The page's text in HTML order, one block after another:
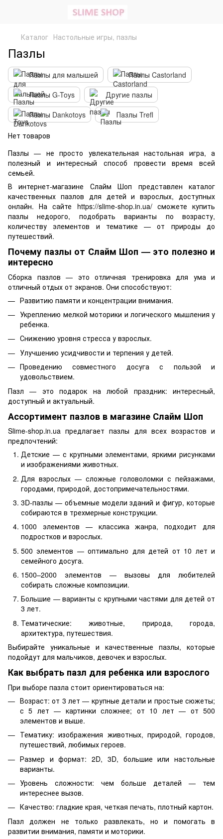
Каталог Настольные игры, пазлы
Пазлы — не просто увлекательная настольная игра, а
полезный и интересный способ провести время всей
семьей.
В интернет-магазине Слайм Шоп представлен каталог
качественных пазлов для детей и взрослых, доступных
онлайн. На сайте https://slime-shop.in.ua/ сможете купить
пазлы недорого, подобрать варианты по возрасту,
количеству элементов и тематике — от природы до
путешествий.
Почему пазлы от Слайм Шоп — это полезно и
интересно
Сборка пазлов — это отличная тренировка для ума и
отличный отдых от экранов. Они способствуют:
Развитию памяти и концентрации внимания.
Укреплению мелкой моторики и логического мышления у
ребенка.
Снижению уровня стресса у взрослых.
Улучшению усидчивости и терпения у детей.
Проведению совместного досуга с пользой и
удовольствием.
Пазл — это подарок на любой праздник: интересный,
доступный и актуальный.
Ассортимент пазлов в магазине Слайм Шоп
Slime-shop.in.ua предлагает пазлы для всех возрастов и
предпочтений:
Детские — с крупными элементами, яркими рисунками
и изображениями животных.
Для взрослых — сложные головоломки с пейзажами,
городами, природой, достопримечательностями.
3D-пазлы — объемные модели зданий и фигур, которые
собираются в трехмерные конструкции.
1000 элементов — классика жанра, подходит для
подростков и взрослых.
500 элементов — оптимально для детей от 10 лет и
семейного досуга.
1500–2000 элементов — вызовы для любителей
собирать сложные композиции.
Большие — варианты с крупными частями для детей от
3 лет.
Тематические: животные, природа, города,
архитектура, путешествия.
Выбирайте уникальные и качественные пазлы, которые
подойдут для мальчиков, девочек и взрослых.
Как выбрать пазл для ребенка или взрослого
При выборе пазла стоит ориентироваться на:
Возраст: от 3 лет — крупные детали и простые сюжеты;
с 5 лет — картинки сложнее; от 10 лет — от 500
элементов и выше.
Тематику: изображения животных, природой, городов,
путешествий, любимых героев.
Размер и формат: 2D, 3D, большие или настольные
варианты.
Уровень сложности: чем больше деталей — тем
интереснее вызов.
Качество: гладкие края, четкая печать, плотный картон.
Пазл должен не только развлекать, но и помогать в
развитии внимания, памяти и моторики.
Пазлы
Пазлы для малышей
Пазлы Castorland
Пазлы G-Toys
Другие пазлы
Пазлы Dankotoys
Пазлы Trefl
Нет товаров